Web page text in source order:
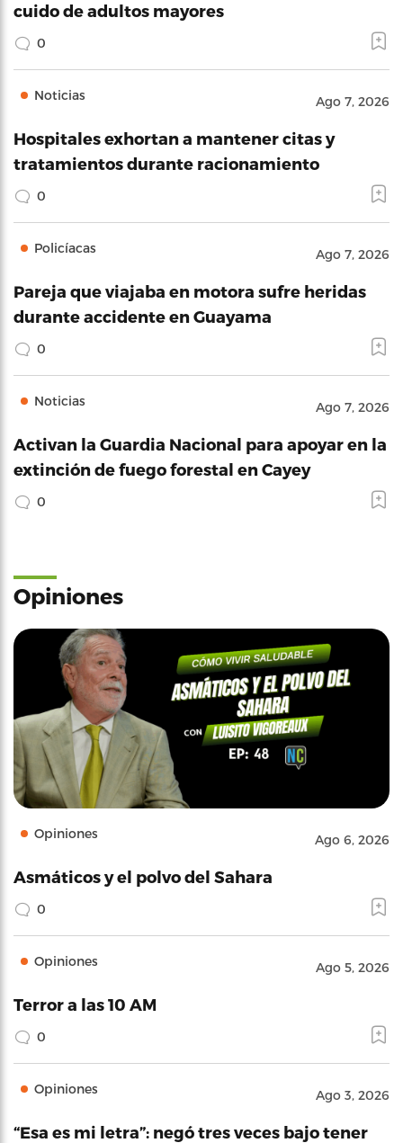
cuido de adultos mayores
0
Noticias Ago 7, 2026
Hospitales exhortan a mantener citas y
tratamientos durante racionamiento
0
Policíacas Ago 7, 2026
Pareja que viajaba en motora sufre heridas
durante accidente en Guayama
0
Noticias Ago 7, 2026
Activan la Guardia Nacional para apoyar en la
extinción de fuego forestal en Cayey
0
Opiniones
Opiniones Ago 6, 2026
Asmáticos y el polvo del Sahara
0
Opiniones Ago 5, 2026
Terror a las 10 AM
0
Opiniones Ago 3, 2026
“Esa es mi letra”: negó tres veces bajo tener